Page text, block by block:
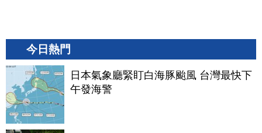
今日熱門
日本氣象廳緊盯白海豚颱風 台灣最快下
午發海警